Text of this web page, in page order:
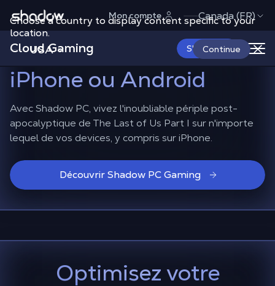
Choose a country to display content specific to your
location.
USA Continue
Shadow.tech Mon compte Canada (FR)
Cloud Gaming S'abonner
Plongez dans The Last
of Us Part I
sur votre
iPhone ou Android
Avec Shadow PC, vivez l'inoubliable périple post-
apocalyptique de The Last of Us Part I sur n'importe
lequel de vos devices, y compris sur iPhone.
Découvrir Shadow PC Gaming
Optimisez votre